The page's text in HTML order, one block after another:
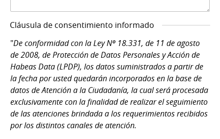
Cláusula de consentimiento informado
"De conformidad con la Ley Nº 18.331, de 11 de agosto
de 2008, de Protección de Datos Personales y Acción de
Habeas Data (LPDP), los datos suministrados a partir de
la fecha por usted quedarán incorporados en la base de
datos de Atención a la Ciudadanía, la cual será procesada
exclusivamente con la finalidad de realizar el seguimiento
de las atenciones brindada a los requerimientos recibidos
por los distintos canales de atención.